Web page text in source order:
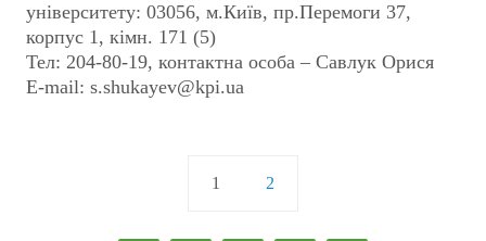
університету: 03056, м.Київ, пр.Перемоги 37,
корпус 1, кiмн. 171 (5)
Тел: 204-80-19, контактна особа – Савлук Орися
E-mail: s.shukayev@kpi.ua
1 2